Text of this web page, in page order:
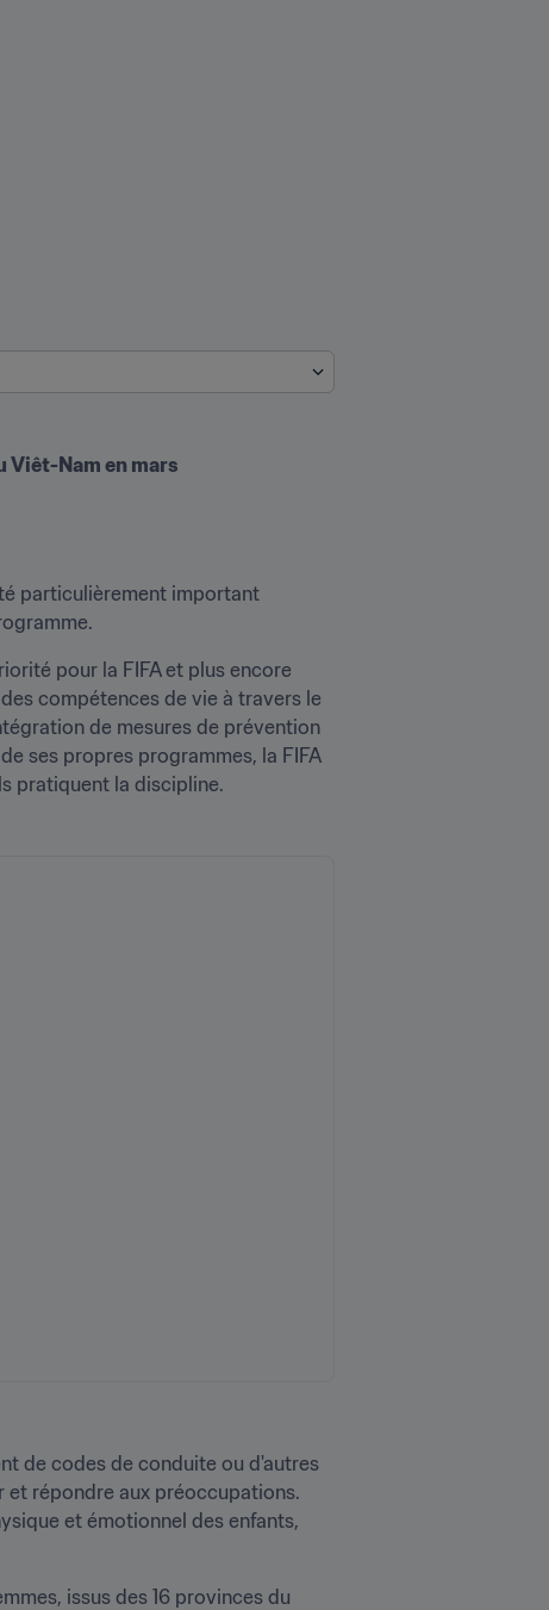
Viêt-Nam en mars
particulièrement important
pour la FIFA et plus encore
compétences de vie à travers le
de mesures de prévention
ses propres programmes, la FIFA
pratiquent la discipline.
de codes de conduite ou d'autres
répondre aux préoccupations.
et émotionnel des enfants,
issus des 16 provinces du